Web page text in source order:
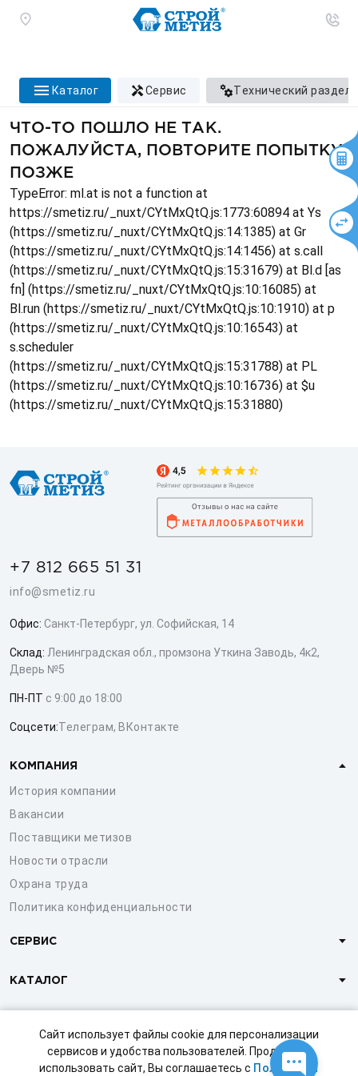
Сайт использует файлы cookie для персонализации
сервисов и удобства пользователей. Продолжая
использовать сайт, Вы соглашаетесь с Политикой
каталог сервис технический раздел
ЧТО-ТО ПОШЛО НЕ ТАК.
ПОЖАЛУЙСТА, ПОВТОРИТЕ ПОПЫТКУ
ПОЗЖЕ
TypeError: ml.at is not a function at
https://smetiz.ru/_nuxt/CYtMxQtQ.js:1773:60894 at Ys
(https://smetiz.ru/_nuxt/CYtMxQtQ.js:14:1385) at Gr
(https://smetiz.ru/_nuxt/CYtMxQtQ.js:14:1456) at s.call
(https://smetiz.ru/_nuxt/CYtMxQtQ.js:15:31679) at Bl.d [as
fn] (https://smetiz.ru/_nuxt/CYtMxQtQ.js:10:16085) at
Bl.run (https://smetiz.ru/_nuxt/CYtMxQtQ.js:10:1910) at p
(https://smetiz.ru/_nuxt/CYtMxQtQ.js:10:16543) at
s.scheduler
(https://smetiz.ru/_nuxt/CYtMxQtQ.js:15:31788) at PL
(https://smetiz.ru/_nuxt/CYtMxQtQ.js:10:16736) at $u
(https://smetiz.ru/_nuxt/CYtMxQtQ.js:15:31880)
+7 812 665 51 31
info@smetiz.ru
Офис: Санкт-Петербург, ул. Софийская, 14
Склад: Ленинградская обл., промзона Уткина Заводь, 4к2,
Дверь №5
ПН-ПТ с 9:00 до 18:00
Соцсети:Телеграм, ВКонтакте
КОМПАНИЯ
История компании
Вакансии
Поставщики метизов
Новости отрасли
Охрана труда
Политика конфиденциальности
СЕРВИС
КАТАЛОГ